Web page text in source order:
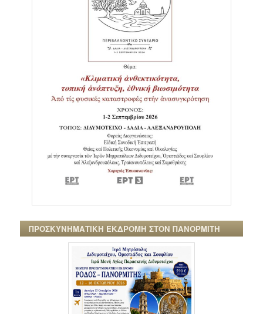
ΠΡΟΣΚΥΝΗΜΑΤΙΚΗ ΕΚΔΡΟΜΗ ΣΤΟΝ ΠΑΝΟΡΜΙΤΗ